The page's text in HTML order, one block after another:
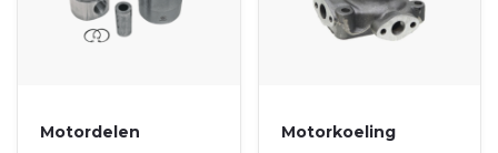
Motordelen Motorkoeling